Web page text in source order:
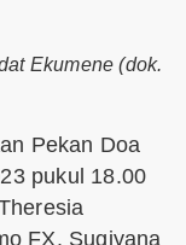
Ekumene (dok.
Pekan Doa
pukul 18.00
FX. Sugiyana